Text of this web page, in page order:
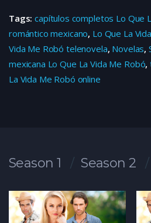
Tags:capítulos completos Lo Que
romántico mexicano, Lo Que La
Vida Me Robó telenovela, Novelas,
mexicana Lo Que La Vida Me Robó,
La Vida Me Robó online
Season 1 Season 2